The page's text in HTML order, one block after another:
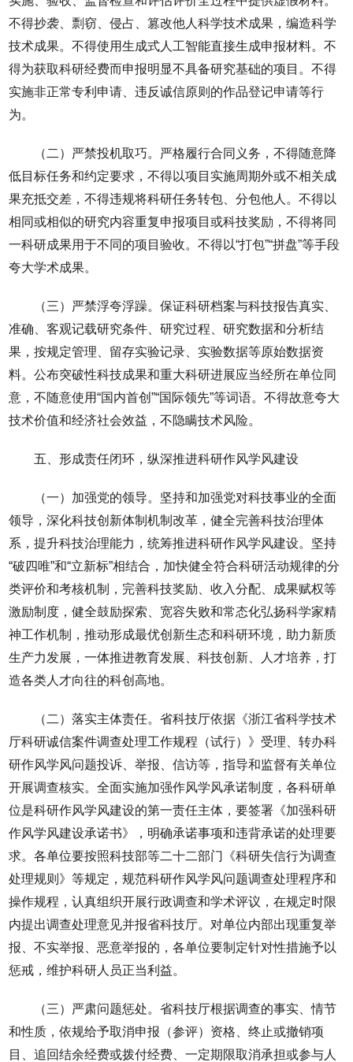
不得抄袭、剽窃、侵占、篡改他人科学技术成果，编造科学
技术成果。不得使用生成式人工智能直接生成申报材料。不
得为获取科研经费而申报明显不具备研究基础的项目。不得
实施非正常专利申请、违反诚信原则的作品登记申请等行
为。
（二）严禁投机取巧。严格履行合同义务，不得随意降
低目标任务和约定要求，不得以项目实施周期外或不相关成
果充抵交差，不得违规将科研任务转包、分包他人。不得以
相同或相似的研究内容重复申报项目或科技奖励，不得将同
一科研成果用于不同的项目验收。不得以“打包”“拼盘”等手段
夸大学术成果。
（三）严禁浮夸浮躁。保证科研档案与科技报告真实、
准确、客观记载研究条件、研究过程、研究数据和分析结
果，按规定管理、留存实验记录、实验数据等原始数据资
料。公布突破性科技成果和重大科研进展应当经所在单位同
意，不随意使用“国内首创”“国际领先”等词语。不得故意夸大
技术价值和经济社会效益，不隐瞒技术风险。
五、形成责任闭环，纵深推进科研作风学风建设
（一）加强党的领导。坚持和加强党对科技事业的全面
领导，深化科技创新体制机制改革，健全完善科技治理体
系，提升科技治理能力，统筹推进科研作风学风建设。坚持
“破四唯”和“立新标”相结合，加快健全符合科研活动规律的分
类评价和考核机制，完善科技奖励、收入分配、成果赋权等
激励制度，健全鼓励探索、宽容失败和常态化弘扬科学家精
神工作机制，推动形成最优创新生态和科研环境，助力新质
生产力发展，一体推进教育发展、科技创新、人才培养，打
造各类人才向往的科创高地。
（二）落实主体责任。省科技厅依据《浙江省科学技术
厅科研诚信案件调查处理工作规程（试行）》受理、转办科
研作风学风问题投诉、举报、信访等，指导和监督有关单位
开展调查核实。全面实施加强作风学风承诺制度，各科研单
位是科研作风学风建设的第一责任主体，要签署《加强科研
作风学风建设承诺书》，明确承诺事项和违背承诺的处理要
求。各单位要按照科技部等二十二部门《科研失信行为调查
处理规则》等规定，规范科研作风学风问题调查处理程序和
操作规程，认真组织开展行政调查和学术评议，在规定时限
内提出调查处理意见并报省科技厅。对单位内部出现重复举
报、不实举报、恶意举报的，各单位要制定针对性措施予以
惩戒，维护科研人员正当利益。
（三）严肃问题惩处。省科技厅根据调查的事实、情节
和性质，依规给予取消申报（参评）资格、终止或撤销项
目、追回结余经费或拨付经费、一定期限取消承担或参与人